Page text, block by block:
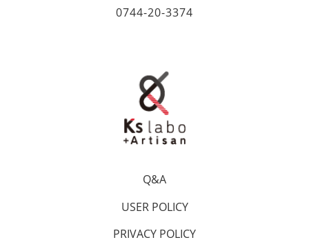
0744-20-3374
Q&A
USER POLICY
PRIVACY POLICY